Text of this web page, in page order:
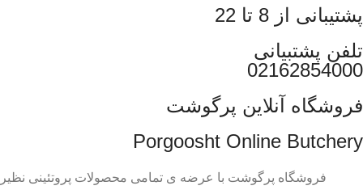
پشتیبانی از 8 تا 22
تلفن پشتبیانی
02162854000
فروشگاه آنلاین پرگوشت
Porgoosht Online Butchery
فروشگاه پرگوشت با عرضه ی تمامی محصولات پروتئینی نظیر